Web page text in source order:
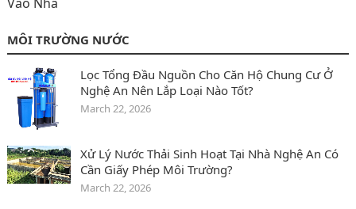
MÔI TRƯỜNG NƯỚC
Lọc Tổng Đầu Nguồn Cho Căn Hộ Chung Cư Ở
Nghệ An Nên Lắp Loại Nào Tốt?
March 22, 2026
Xử Lý Nước Thải Sinh Hoạt Tại Nhà Nghệ An Có
Cần Giấy Phép Môi Trường?
March 22, 2026